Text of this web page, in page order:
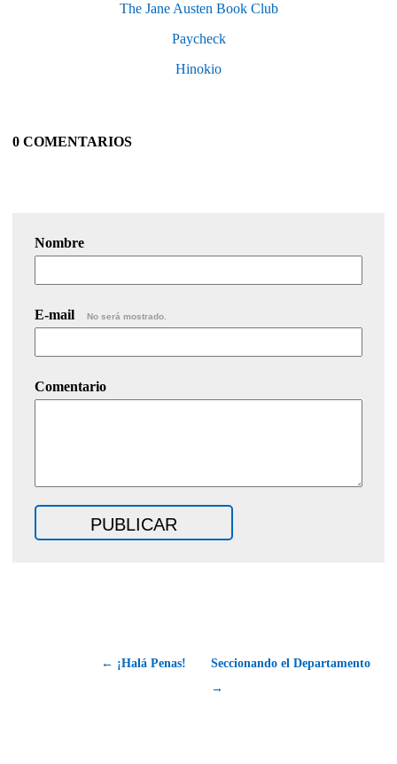
The Jane Austen Book Club
Paycheck
Hinokio
0 COMENTARIOS
Nombre
E-mail No será mostrado.
Comentario
← ¡Halá Penas!
Seccionando el Departamento
→